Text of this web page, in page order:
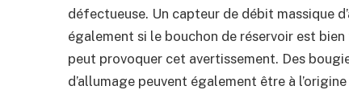
défectueuse. Un capteur de débit massique
également si le bouchon de réservoir est
peut provoquer cet avertissement. Des
d’allumage peuvent également être à